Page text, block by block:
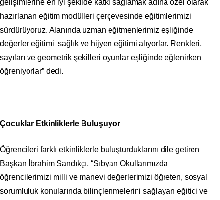
gelişimlerine en iyi şekilde katkı sağlamak adına özel olarak
hazırlanan eğitim modülleri çerçevesinde eğitimlerimizi
sürdürüyoruz. Alanında uzman eğitmenlerimiz eşliğinde
değerler eğitimi, sağlık ve hijyen eğitimi alıyorlar. Renkleri,
sayıları ve geometrik şekilleri oyunlar eşliğinde eğlenirken
öğreniyorlar” dedi.
Çocuklar Etkinliklerle Buluşuyor
Öğrencileri farklı etkinliklerle buluşturduklarını dile getiren
Başkan İbrahim Sandıkçı, “Sıbyan Okullarımızda
öğrencilerimizi milli ve manevi değerlerimizi öğreten, sosyal
sorumluluk konularında bilinçlenmelerini sağlayan eğitici ve